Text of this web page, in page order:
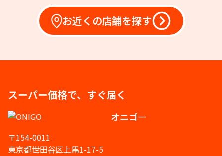
お近くの店舗を探す
スーパー価格で、すぐ届く
オニゴー
〒154-0011
東京都世田谷区上馬1-17-5